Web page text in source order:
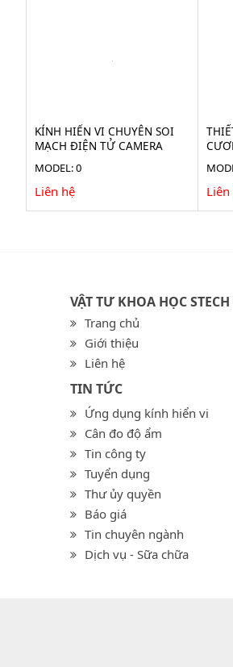
KÍNH HIỂN VI CHUYÊN SOI
MẠCH ĐIỆN TỬ CAMERA
MODEL: 0
Liên hệ Liên
VẬT TƯ KHOA HỌC
Trang chủ
Giới thiệu
Liên hệ
TIN TỨC
Ứng dụng kính hiển vi
Cân đo độ ẩm
Tin công ty
Tuyển dụng
Thư ủy quyền
Báo giá
Tin chuyên ngành
Dịch vụ - Sữa chữa